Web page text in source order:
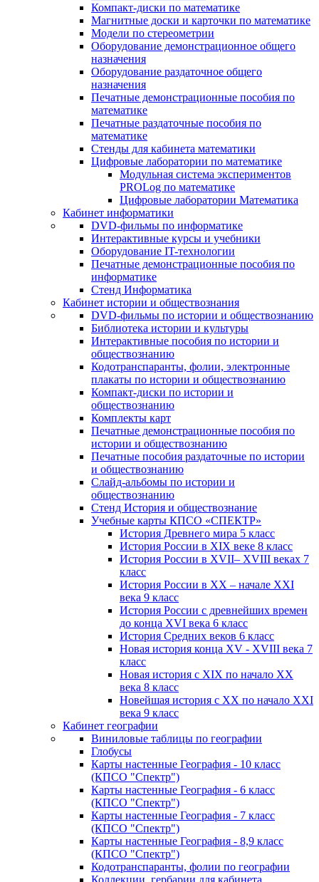
Компакт-диски по математике
Магнитные доски и карточки по математике
Модели по стереометрии
Оборудование демонстрационное общего
назначения
Оборудование раздаточное общего
назначения
Печатные демонстрационные пособия по
математике
Печатные раздаточные пособия по
математике
Стенды для кабинета математики
Цифровые лаборатории по математике
Модульная система экспериментов
PROLog по математике
Цифровые лаборатории Математика
Кабинет информатики
DVD-фильмы по информатике
Интерактивные курсы и учебники
Оборудование IT-технологии
Печатные демонстрационные пособия по
информатике
Стенд Информатика
Кабинет истории и обществознания
DVD-фильмы по истории и обществознанию
Библиотека истории и культуры
Интерактивные пособия по истории и
обществознанию
Кодотранспаранты, фолии, электронные
плакаты по истории и обществознанию
Компакт-диски по истории и
обществознанию
Комплекты карт
Печатные демонстрационные пособия по
истории и обществознанию
Печатные пособия раздаточные по истории
и обществознанию
Слайд-альбомы по истории и
обществознанию
Стенд История и обществознание
Учебные карты КПСО «СПЕКТР»
История Древнего мира 5 класс
История России в XIX веке 8 класс
История России в XVII– XVIII веках 7
класс
История России в XX – начале XXI
века 9 класс
История России с древнейших времен
до конца XVI века 6 класс
История Средних веков 6 класс
Новая история конца XV - XVIII века 7
класс
Новая история с XIX по начало XX
века 8 класс
Новейшая история с XX по начало XXI
века 9 класс
Кабинет географии
Виниловые таблицы по географии
Глобусы
Карты настенные География - 10 класс
(КПСО "Спектр")
Карты настенные География - 6 класс
(КПСО "Спектр")
Карты настенные География - 7 класс
(КПСО "Спектр")
Карты настенные География - 8,9 класс
(КПСО "Спектр")
Кодотранспаранты, фолии по географии
Коллекции, гербарии для кабинета